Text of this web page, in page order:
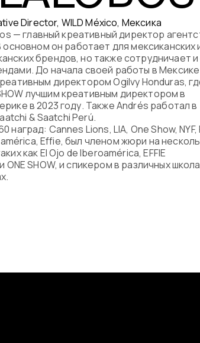
Director, WILD México, Мексика
— главный креативный директор
основном он работает для мексиканских
брендов, но также сотрудничает и
До начала своей работы в
директором Ogilvy Honduras,
лучшим креативным директором в
в 2023 году. Также Andrés работал в
& Saatchi Perú.
наград: Cannes Lions, LIA, One Show, NYF,
Effie, был членом жюри на
как El Ojo de Iberoamérica, EFFIE
ONE SHOW, и спикером в различных